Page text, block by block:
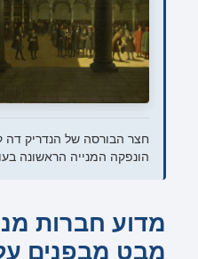
חצר הבורסה של הנדריק דה
הונפקה המנייה הראשונה
מדוע חברות
מבט מבפנים